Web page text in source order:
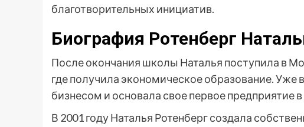
благотворительных инициатив.
Биография Ротенберг
После окончания школы Наталья поступила в
где получила экономическое образование. Уже
бизнесом и основала свое первое предприятие
В 2001 году Наталья Ротенберг создала